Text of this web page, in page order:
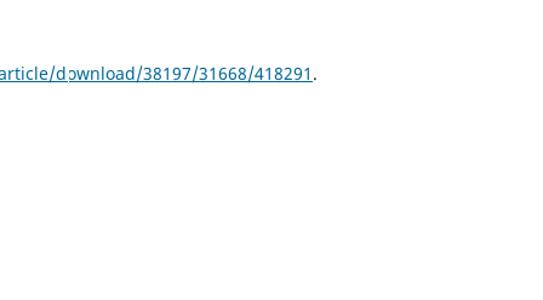
download/38197/31668/418291 .